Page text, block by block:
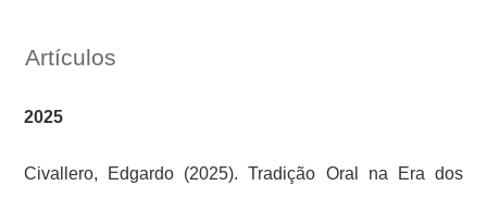
Artículos
2025
Civallero, Edgardo (2025). Tradição Oral na Era dos